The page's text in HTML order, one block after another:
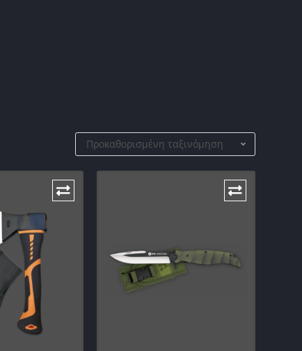
Προκαθορισμένη ταξινόμηση